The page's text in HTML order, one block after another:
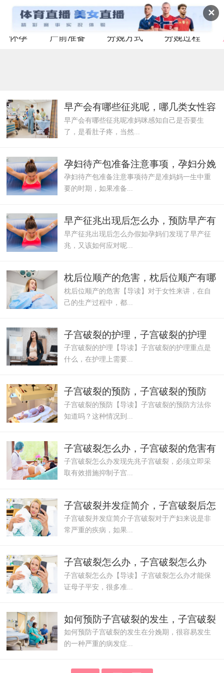
✕
怀孕 产前准备 分娩方式 分娩过程
早产会有哪些征兆呢，哪几类女性容
易早产
早产会有哪些征兆呢准妈咪感知自己是否要生
了，是看肚子疼，当然...
孕妇待产包准备注意事项，孕妇分娩
孕妇待产包准备注意事项待产是准妈妈一生中重
要的时期，如果准备...
早产征兆出现后怎么办，预防早产有
哪些方法
早产征兆出现后怎么办假如孕妈们发现了早产征
兆，又该如何应对呢...
枕后位顺产的危害，枕后位顺产有哪
些风险
枕后位顺产的危害【导读】对于女性来讲，在自
己的生产过程中，都...
子宫破裂的护理，子宫破裂的护理
子宫破裂的护理【导读】子宫破裂的护理重点是
什么，在护理上需要...
子宫破裂的预防，子宫破裂的预防
子宫破裂的预防【导读】子宫破裂的预防方法你
知道吗？这种情况到...
子宫破裂怎么办，子宫破裂的危害有
哪些
子宫破裂怎么办发现先兆子宫破裂，必须立即采
取有效措施抑制子宫...
子宫破裂并发症简介，子宫破裂后怎
么护理
子宫破裂并发症简介子宫破裂对于产妇来说是非
常严重的疾病，如果...
子宫破裂怎么办，子宫破裂怎么办
子宫破裂怎么办【导读】子宫破裂怎么办才能保
证母子平安，很多准...
如何预防子宫破裂的发生，子宫破裂
的治疗方法
如何预防子宫破裂的发生在分娩期，很容易发生
的一种严重的病发症...